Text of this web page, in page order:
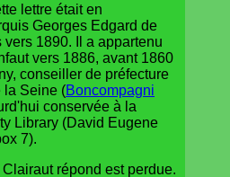
lettre était en
Georges Edgard de
1890. Il a appartenu
vers 1886, avant 1860
conseiller de préfecture
la Seine (Boncompagni
conservée à la
Library (David Eugene
7).
répond est perdue.